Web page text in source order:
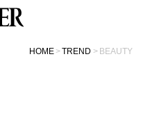
HOME TREND BEAUTY